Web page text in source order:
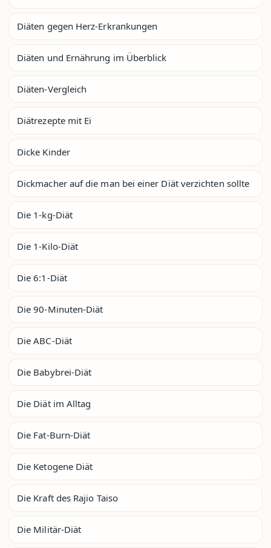
Diäten gegen Herz-Erkrankungen
Diäten und Ernährung im Überblick
Diäten-Vergleich
Diätrezepte mit Ei
Dicke Kinder
Dickmacher auf die man bei einer Diät verzichten sollte
Die 1-kg-Diät
Die 1-Kilo-Diät
Die 6:1-Diät
Die 90-Minuten-Diät
Die ABC-Diät
Die Babybrei-Diät
Die Diät im Alltag
Die Fat-Burn-Diät
Die Ketogene Diät
Die Kraft des Rajio Taiso
Die Militär-Diät